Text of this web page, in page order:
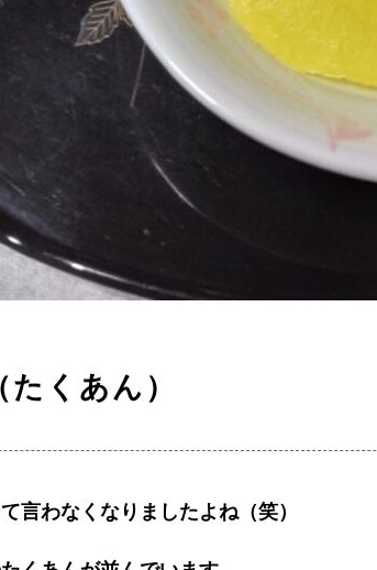
くあん）
言わなくなりましたよね（笑）